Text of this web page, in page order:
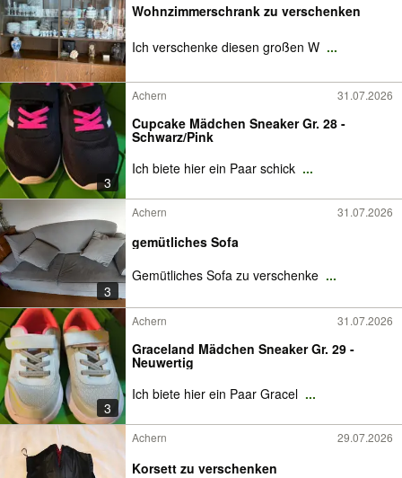
Wohnzimmerschrank zu verschenken
Ich verschenke diesen großen W ...
3
Achern 31.07.2026
Cupcake Mädchen Sneaker Gr. 28 -
Schwarz/Pink
Ich biete hier ein Paar schick ...
3
Achern 31.07.2026
gemütliches Sofa
Gemütliches Sofa zu verschenke ...
3
Achern 31.07.2026
Graceland Mädchen Sneaker Gr. 29 -
Neuwertig
Ich biete hier ein Paar Gracel ...
Achern 29.07.2026
Korsett zu verschenken